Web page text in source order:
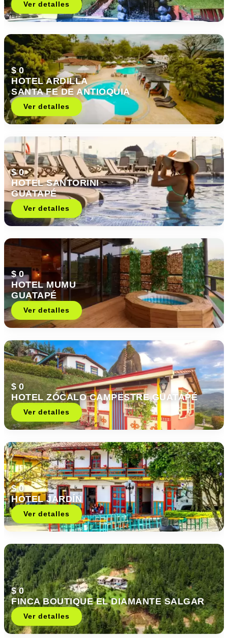
Ver detalles
$ 0
HOTEL ARDILLA
SANTA FE DE ANTIOQUIA
Ver detalles
$ 0
HOTEL SANTORINI
GUATAPÉ
Ver detalles
$ 0
HOTEL MUMU
GUATAPÉ
Ver detalles
$ 0
HOTEL ZÓCALO CAMPESTRE GUATAPÉ
Ver detalles
$ 0
HOTEL JARDÍN
Ver detalles
$ 0
FINCA BOUTIQUE EL DIAMANTE SALGAR
Ver detalles